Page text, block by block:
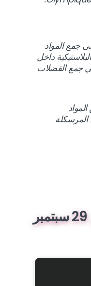
جمع المواد
داخل
جمع الفضلات
من المواد
Startup Weekend Carthage 2017 AI Edition من 29 سبتمبر